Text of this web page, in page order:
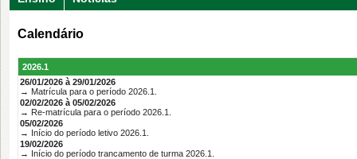
Calendário
2026.1
26/01/2026 à 29/01/2026
→ Matrícula para o período 2026.1.
02/02/2026 à 05/02/2026
→ Re-matrícula para o período 2026.1.
05/02/2026
→ Início do período letivo 2026.1.
19/02/2026
→ Início do período trancamento de turma 2026.1.